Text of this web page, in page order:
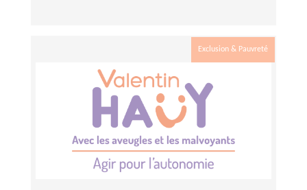
Exclusion & Pauvreté